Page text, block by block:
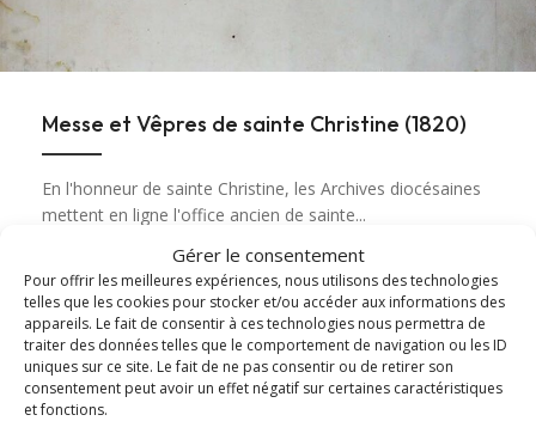
Gérer le consentement
Pour offrir les meilleures expériences, nous utilisons des technologies
telles que les cookies pour stocker et/ou accéder aux informations des
appareils. Le fait de consentir à ces technologies nous permettra de
traiter des données telles que le comportement de navigation ou les ID
uniques sur ce site. Le fait de ne pas consentir ou de retirer son
consentement peut avoir un effet négatif sur certaines caractéristiques
et fonctions.
Messe et Vêpres de sainte Christine (1820)
En l'honneur de sainte Christine, les Archives diocésaines
mettent en ligne l'office ancien de sainte...
Lire cet article about Messe et Vêpres de sainte Christine